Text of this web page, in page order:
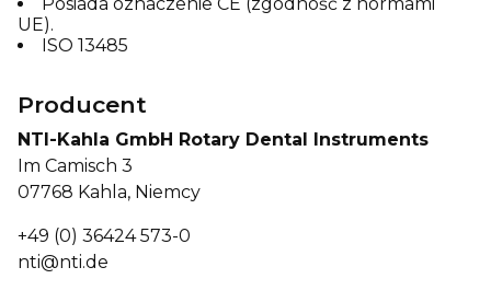
UE).
ISO 13485
Producent
NTI-Kahla GmbH Rotary Dental Instruments
Im Camisch 3
07768 Kahla, Niemcy
+49 (0) 36424 573-0
nti@nti.de